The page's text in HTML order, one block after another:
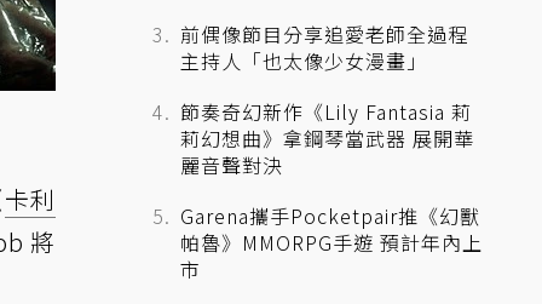
卡利
將
前偶像節目分享追愛老師全過程
主持人「也太像少女漫畫」
節奏奇幻新作《Lily Fantasia 莉
莉幻想曲》拿鋼琴當武器 展開華
麗音聲對決
Garena攜手Pocketpair推《幻獸
帕魯》MMORPG手遊 預計年內上
市